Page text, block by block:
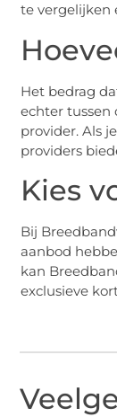
te vergelijken
Het bedrag
echter tussen
provider. Als
providers
Kies
Bij
aanbod
kan
exclusieve